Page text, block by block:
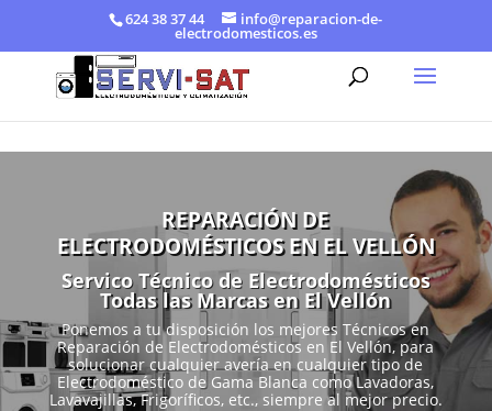
624 38 37 44 info@reparacion-de-
electrodomesticos.es
REPARACIÓN DE
ELECTRODOMÉSTICOS EN EL VELLÓN
Servico Técnico de Electrodomésticos
Todas las Marcas en El Vellón
Ponemos a tu disposición los mejores Técnicos en
Reparación de Electrodomésticos en El Vellón, para
solucionar cualquier avería en cualquier tipo de
Electrodoméstico de Gama Blanca como Lavadoras,
Lavavajillas, Frigoríficos, etc., siempre al mejor precio.